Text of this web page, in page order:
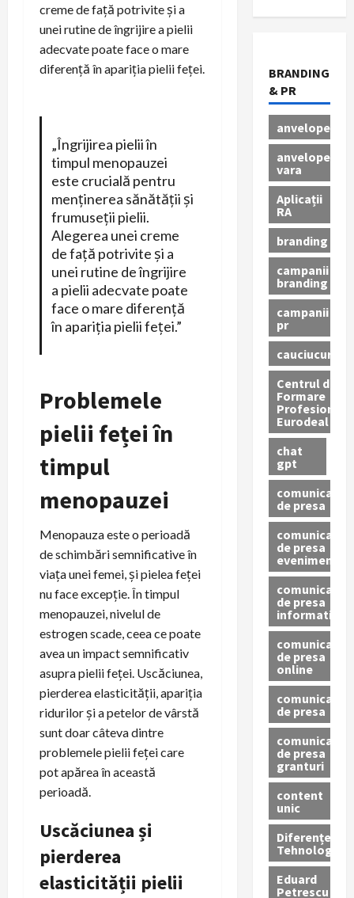
creme de față potrivite și a
unei rutine de îngrijire a pielii
adecvate poate face o mare
diferență în apariția pielii feței.
„Îngrijirea pielii în
timpul menopauzei
este crucială pentru
menținerea sănătății și
frumuseții pielii.
Alegerea unei creme
de față potrivite și a
unei rutine de îngrijire
a pielii adecvate poate
face o mare diferență
în apariția pielii feței.”
Problemele
pielii feței în
timpul
menopauzei
Menopauza este o perioadă
de schimbări semnificative în
viața unei femei, și pielea feței
nu face excepție. În timpul
menopauzei, nivelul de
estrogen scade, ceea ce poate
avea un impact semnificativ
asupra pielii feței. Uscăciunea,
pierderea elasticității, apariția
ridurilor și a petelor de vârstă
sunt doar câteva dintre
problemele pielii feței care
pot apărea în această
perioadă.
Uscăciunea și
pierderea
elasticității pielii
BRANDING
& PR
anvelope
anvelope
vara
Aplicații
RA
branding
campanii
branding
campanii
pr
cauciucuri
Centrul de
Formare
Profesionala
Eurodeal
chat
gpt
comunicat
de presa
comunicat
de presa
eveniment
comunicat
de presa
informativ
comunicat
de presa
online
comunicate
de presa
comunicate
de presa
granturi
content
unic
Diferențe
Tehnologice
Eduard
Petrescu